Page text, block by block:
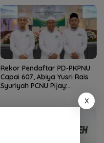
Rekor Pendaftar PD-PKPNU
Capai 607, Abiya Yusri Rais
Syuriyah PCNU Pijay:
X